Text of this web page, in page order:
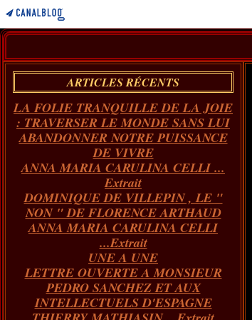
ARTICLES RÉCENTS
LA FOLIE TRANQUILLE DE LA JOIE
: TRAVERSER LE MONDE SANS LUI
ABANDONNER NOTRE PUISSANCE
DE VIVRE
ANNA MARIA CARULINA CELLI ...
Extrait
DOMINIQUE DE VILLEPIN , LE "
NON " DE FLORENCE ARTHAUD
ANNA MARIA CARULINA CELLI
...Extrait
UNE A UNE
LETTRE OUVERTE A MONSIEUR
PEDRO SANCHEZ ET AUX
INTELLECTUELS D'ESPAGNE